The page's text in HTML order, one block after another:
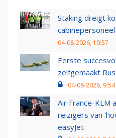
Staking dreigt
04-08-2026, 10:57
Eerste
zelfgemaakt
04-08-2026, 9:54
Air France-KLM
reizigers van
easyJet